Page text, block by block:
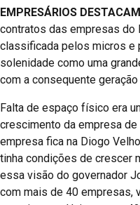
EMPRESÁRIOS
contratos das empresas do
classificada pelos micros e
solenidade como uma
com a consequente
Falta de espaço físico era
crescimento da empresa de
empresa fica na Diogo
tinha condições de crescer
essa visão do governador
com mais de 40 empresas,